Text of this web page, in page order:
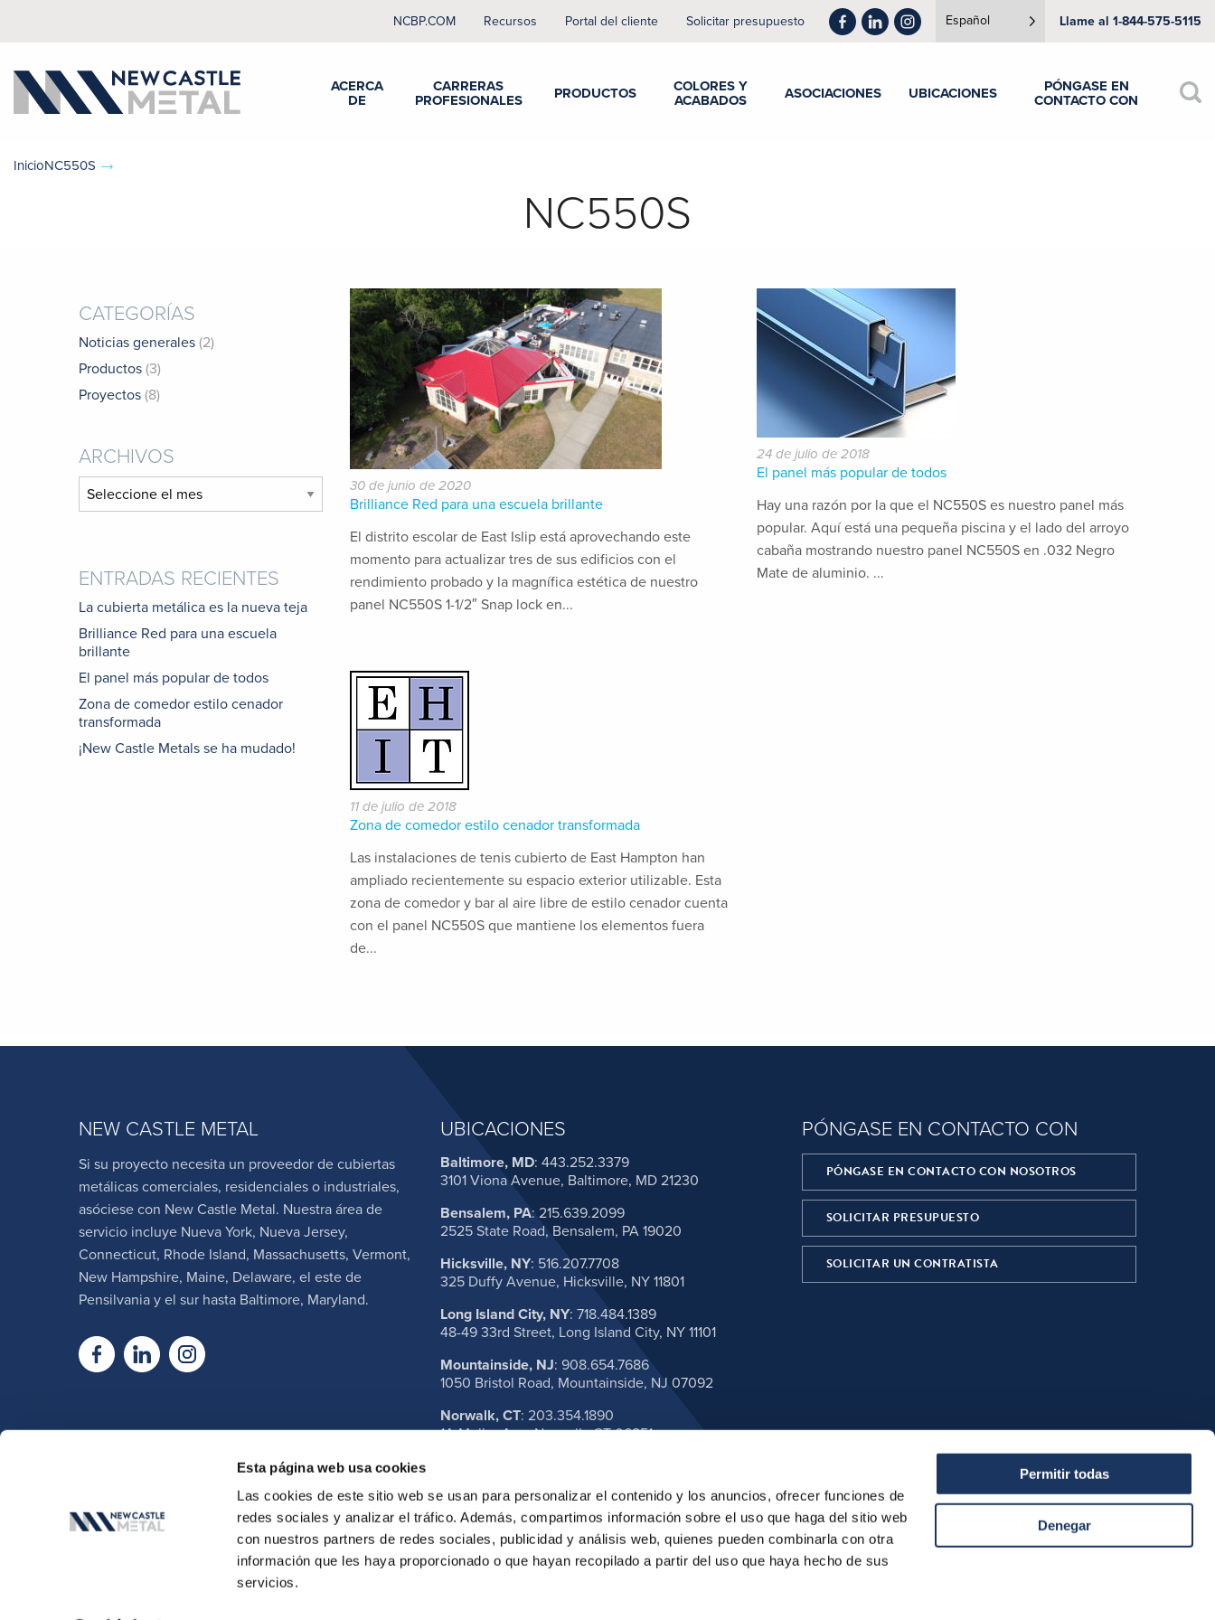
Esta página web usa cookies
Las cookies de este sitio web se usan para personalizar el contenido y los anuncios, ofrecer funciones de
redes sociales y analizar el tráfico. Además, compartimos información sobre el uso que haga del sitio web
con nuestros partners de redes sociales, publicidad y análisis web, quienes pueden combinarla con otra
información que les haya proporcionado o que hayan recopilado a partir del uso que haya hecho de sus
servicios.
Permitir todas
Denegar
NCBP.COM Recursos Portal del cliente Solicitar presupuesto Español Llame al 1-844-575-5115
ACERCA
DE
CARRERAS
PROFESIONALES
PRODUCTOS
COLORES Y
ACABADOS
ASOCIACIONES UBICACIONES
PÓNGASE EN
CONTACTO CON
InicioNC550S
NC550S
30 de junio de 2020
Brilliance Red para una escuela brillante
El distrito escolar de East Islip está aprovechando este
momento para actualizar tres de sus edificios con el
rendimiento probado y la magnífica estética de nuestro
panel NC550S 1-1/2″ Snap lock en...
24 de julio de 2018
El panel más popular de todos
Hay una razón por la que el NC550S es nuestro panel más
popular. Aquí está una pequeña piscina y el lado del arroyo
cabaña mostrando nuestro panel NC550S en .032 Negro
Mate de aluminio. ...
11 de julio de 2018
Zona de comedor estilo cenador transformada
Las instalaciones de tenis cubierto de East Hampton han
ampliado recientemente su espacio exterior utilizable. Esta
zona de comedor y bar al aire libre de estilo cenador cuenta
con el panel NC550S que mantiene los elementos fuera
de...
CATEGORÍAS
Noticias generales (2)
Productos (3)
Proyectos (8)
ARCHIVOS
Archivos
ENTRADAS RECIENTES
La cubierta metálica es la nueva teja
Brilliance Red para una escuela
brillante
El panel más popular de todos
Zona de comedor estilo cenador
transformada
¡New Castle Metals se ha mudado!
NEW CASTLE METAL
Si su proyecto necesita un proveedor de cubiertas
metálicas comerciales, residenciales o industriales,
asóciese con New Castle Metal. Nuestra área de
servicio incluye Nueva York, Nueva Jersey,
Connecticut, Rhode Island, Massachusetts, Vermont,
New Hampshire, Maine, Delaware, el este de
Pensilvania y el sur hasta Baltimore, Maryland.
UBICACIONES
Baltimore, MD: 443.252.3379
3101 Viona Avenue, Baltimore, MD 21230
Bensalem, PA: 215.639.2099
2525 State Road, Bensalem, PA 19020
Hicksville, NY: 516.207.7708
325 Duffy Avenue, Hicksville, NY 11801
Long Island City, NY: 718.484.1389
48-49 33rd Street, Long Island City, NY 11101
Mountainside, NJ: 908.654.7686
1050 Bristol Road, Mountainside, NJ 07092
Norwalk, CT: 203.354.1890
1A Muller Ave, Norwalk, CT 06851
PÓNGASE EN CONTACTO CON
PÓNGASE EN CONTACTO CON NOSOTROS
SOLICITAR PRESUPUESTO
SOLICITAR UN CONTRATISTA
© Copyright 2026, New Castle Metal. Todos los derechos reservados. Política de privacidad